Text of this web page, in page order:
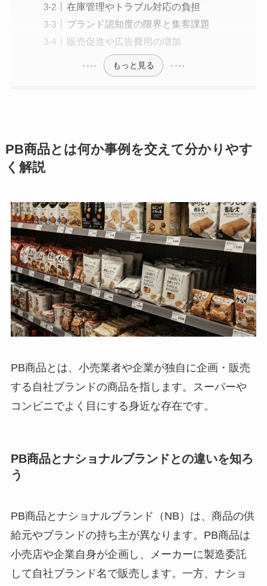
在庫管理やトラブル対応の負担
ブランド認知度の限界と集客課題
販売促進や広告費用の増加
もっと見る
PB商品とは何か事例を交えて分かりやす
く解説
PB商品とは、小売業者や企業が独自に企画・販売
する自社ブランドの商品を指します。スーパーや
コンビニでよく目にする身近な存在です。
PB商品とナショナルブランドとの違いを知ろ
う
PB商品とナショナルブランド（NB）は、商品の供
給元やブランドの持ち主が異なります。PB商品は
小売店や企業自身が企画し、メーカーに製造委託
して自社ブランド名で販売します。一方、ナショ